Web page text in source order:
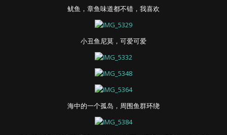
鱿鱼，章鱼味道都不错，我喜欢
小丑鱼尼莫，可爱可爱
海中的一个孤岛，周围鱼群环绕